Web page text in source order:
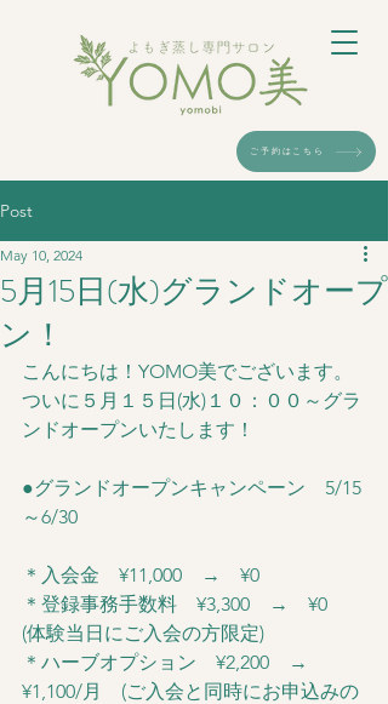
ご予約はこちら
Post
5月15日(水)グランドオープ
ン！
May 10, 2024
こんにちは！YOMO美でございます。
ついに５月１５日(水)１０：００～グラ
ンドオープンいたします！
●グランドオープンキャンペーン　5/15
～6/30
＊入会金　¥11,000　→　¥0
＊登録事務手数料　¥3,300　→　¥0
(体験当日にご入会の方限定)
＊ハーブオプション　¥2,200　→
¥1,100/月　(ご入会と同時にお申込みの